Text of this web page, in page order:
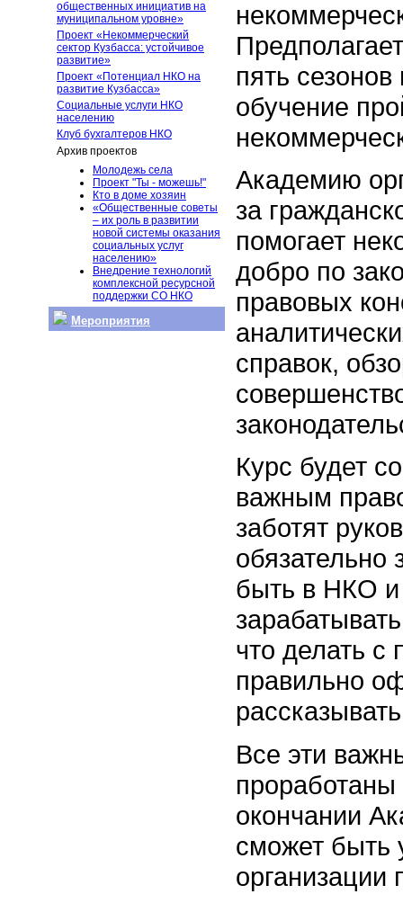
общественных инициатив на
муниципальном уровне»
Проект «Некоммерческий
сектор Кузбасса: устойчивое
развитие»
Проект «Потенциал НКО на
развитие Кузбасса»
Социальные услуги НКО
населению
Клуб бухгалтеров НКО
Архив проектов
Молодежь села
Проект "Ты - можешь!"
Кто в доме хозяин
«Общественные советы
– их роль в развитии
новой системы оказания
социальных услуг
населению»
Внедрение технологий
комплексной ресурсной
поддержки СО НКО
Мероприятия
пять
обучение
Академию
за
помогает
добро по
правовых
справок,
Курс будет
важным
заботят
обязательно
быть в НКО и
что делать
правильно
Все эти
проработаны
окончании
сможет быть
организации